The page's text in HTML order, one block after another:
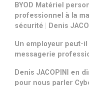
BYOD Matériel
professionnel à la
sécurité | Denis
Un employeur peut-
messagerie
Denis JACOPINI en
pour nous parler